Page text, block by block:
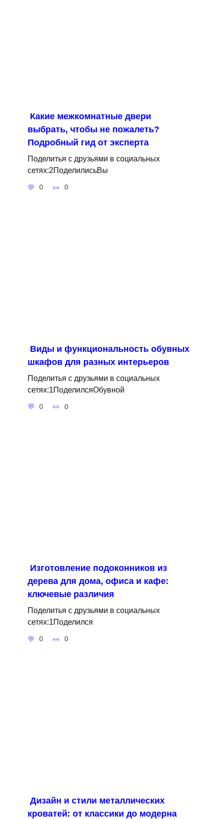
Какие межкомнатные двери
выбрать, чтобы не пожалеть?
Подробный гид от эксперта
Поделитья с друзьями в социальных
сетях:2ПоделилисьВы
0 0
Виды и функциональность обувных
шкафов для разных интерьеров
Поделитья с друзьями в социальных
сетях:1ПоделилсяОбувной
0 0
Изготовление подоконников из
дерева для дома, офиса и кафе:
ключевые различия
Поделитья с друзьями в социальных
сетях:1Поделился
0 0
Дизайн и стили металлических
кроватей: от классики до модерна